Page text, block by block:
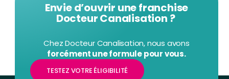
Envie d’ouvrir une franchise
Docteur Canalisation ?
Chez Docteur Canalisation, nous avons
forcément une formule pour vous.
TESTEZ VOTRE ÉLIGIBILITÉ